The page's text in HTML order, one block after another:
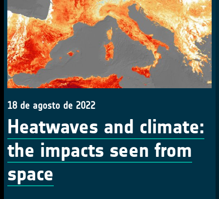
18 de agosto de 2022
Heatwaves and climate:
the impacts seen from
space